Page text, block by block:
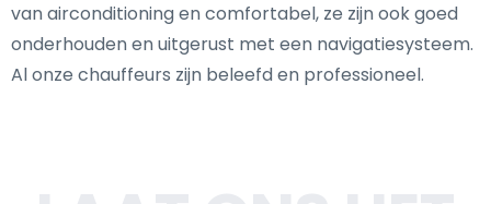
van airconditioning en comfortabel, ze zijn ook goed
onderhouden en uitgerust met een navigatiesysteem.
Al onze chauffeurs zijn beleefd en professioneel.